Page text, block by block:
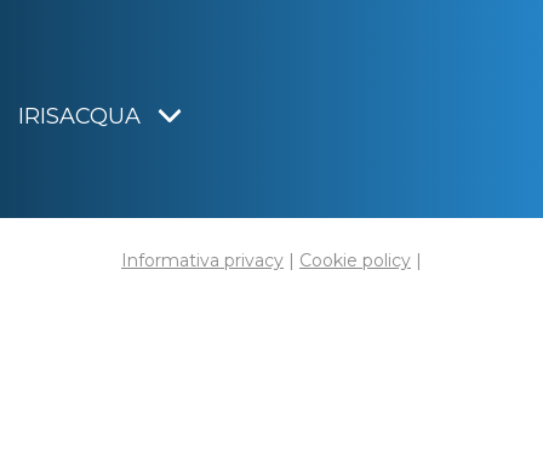
IRISACQUA
Informativa privacy | Cookie policy |